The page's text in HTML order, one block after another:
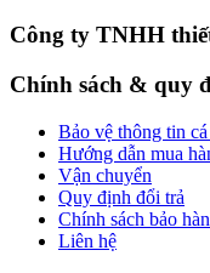
Công ty TNHH
Chính sách & quy
Bảo vệ thông tin cá
Hướng dẫn mua
Vận chuyển
Quy định đổi trả
Chính sách bảo
Liên hệ